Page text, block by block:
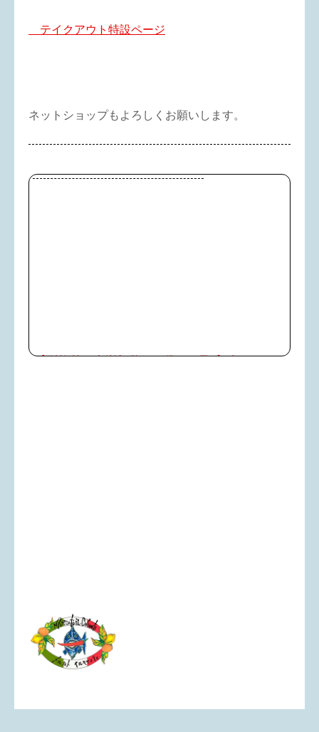
テイクアウト特設ページ
ネットショップもよろしくお願いします。
【送料無料（一部地域を除く）お得まとめ買い】ブラッドオレ